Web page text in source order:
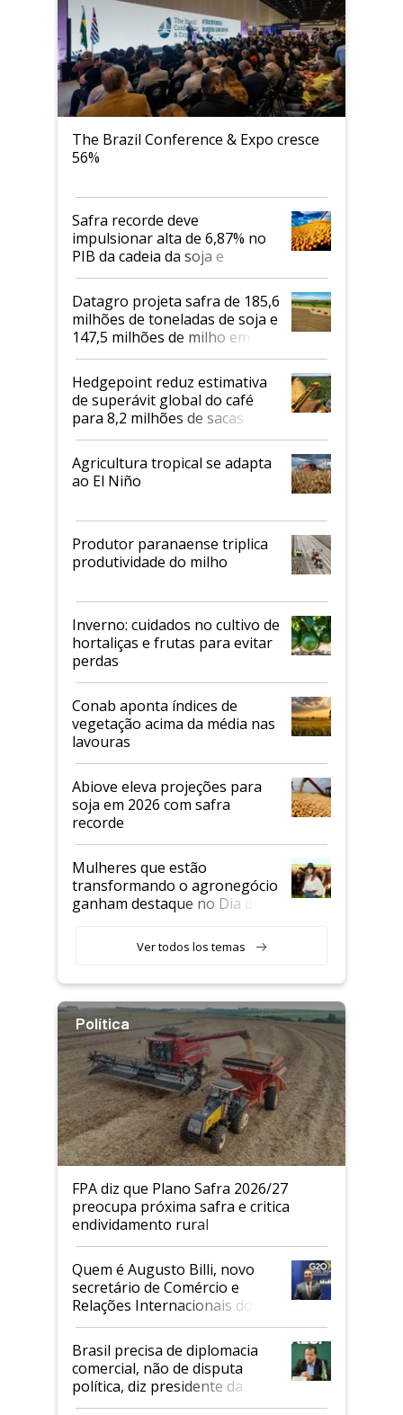
The Brazil Conference & Expo cresce
56%
Safra recorde deve
impulsionar alta de 6,87% no
PIB da cadeia da soja e
biodiesel em 2026
Datagro projeta safra de 185,6
milhões de toneladas de soja e
147,5 milhões de milho em
2026/27
Hedgepoint reduz estimativa
de superávit global do café
para 8,2 milhões de sacas
Agricultura tropical se adapta
ao El Niño
Produtor paranaense triplica
produtividade do milho
Inverno: cuidados no cultivo de
hortaliças e frutas para evitar
perdas
Conab aponta índices de
vegetação acima da média nas
lavouras
Abiove eleva projeções para
soja em 2026 com safra
recorde
Mulheres que estão
transformando o agronegócio
ganham destaque no Dia do
Ver todos los temas
Política
FPA diz que Plano Safra 2026/27
preocupa próxima safra e critica
endividamento rural
Quem é Augusto Billi, novo
secretário de Comércio e
Relações Internacionais do
Mapa
Brasil precisa de diplomacia
comercial, não de disputa
política, diz presidente da
Faesp